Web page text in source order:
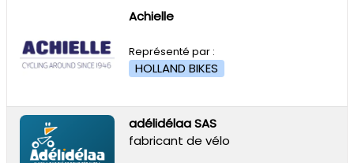
Achielle
Représenté par :
HOLLAND BIKES
adélidélaa SAS
fabricant de vélo